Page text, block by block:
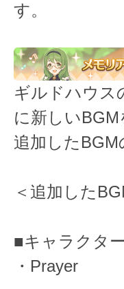
す。
ギルドハウス
に新しいBGM
追加した
＜追加した
■キャラクタ
・Prayer